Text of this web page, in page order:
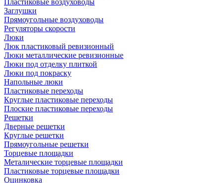
Пластиковые воздуховоды
Заглушки
Прямоугольные воздуховоды
Регуляторы скорости
Люки
Люк пластиковый ревизионный
Люки металлические ревизионные
Люки под отделку плиткой
Люки под покраску
Напольные люки
Пластиковые переходы
Круглые пластиковые переходы
Плоские пластиковые переходы
Решетки
Дверные решетки
Круглые решетки
Прямоугольные решетки
Торцевые площадки
Металические торцевые площадки
Пластиковые торцевые площадки
Оцинковка